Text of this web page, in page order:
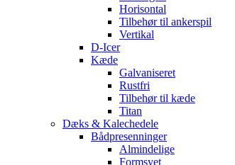
Horisontal
Tilbehør til ankerspil
Vertikal
D-Icer
Kæde
Galvaniseret
Rustfri
Tilbehør til kæde
Titan
Dæks & Kalechedele
Bådpresenninger
Almindelige
Formsyet